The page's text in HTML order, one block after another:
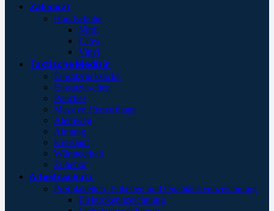
Zahnarzt
Handschuhe
Nitril
Latex
Vinyl
Taktische Medizin
Einsatzrucksäcke
Einsatztaschen
Pouches
Massive Hemorrhage
Atemweg
Atmung
Kreislauf
Wärmeerhalt
Zubehör
Arbeitsschutz
Prüfplaketten, Etiketten und Qualitätskennzeichnung
Elektrokennzeichnung